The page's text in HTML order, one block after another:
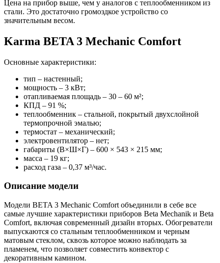
Цена на прибор выше, чем у аналогов с теплообменником из
стали. Это достаточно громоздкое устройство со
значительным весом.
Karma BETA 3 Mechanic Comfort
Основные характеристики:
тип – настенный;
мощность – 3 кВт;
отапливаемая площадь – 30 – 60 м²;
КПД – 91 %;
теплообменник – стальной, покрытый двухслойной
термопрочной эмалью;
термостат – механический;
электровентилятор – нет;
габариты (В×Ш×Г) – 600 × 543 × 215 мм;
масса – 19 кг;
расход газа – 0,37 м³/час.
Описание модели
Модели BETA 3 Mechanic Comfort объединили в себе все
самые лучшие характеристики приборов Beta Mechanik и Beta
Comfort, включая современный дизайн вторых. Обогреватели
выпускаются со стальным теплообменником и черным
матовым стеклом, сквозь которое можно наблюдать за
пламенем, что позволяет совместить конвектор с
декоративным камином.